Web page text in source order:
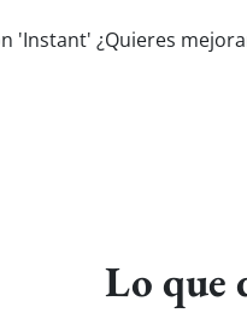
'Instant' ¿Quieres
Lo que